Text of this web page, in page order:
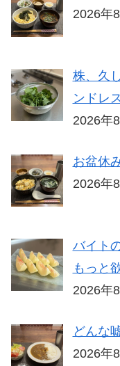
2026年
株、久
ンドレ
2026年
お盆休
2026年
バイト
もっと
2026年
どんな
2026年